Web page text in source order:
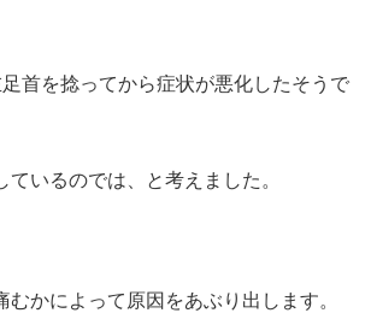
首を捻ってから症状が悪化したそうで
いるのでは、と考えました。
むかによって原因をあぶり出します。